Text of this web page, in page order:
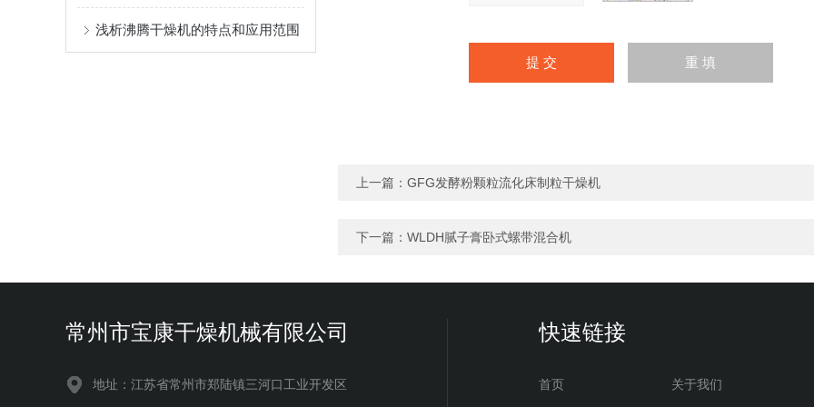
浅析沸腾干燥机的特点和应用范围
上一篇： GFG发酵粉颗粒流化床制粒干燥机
下一篇： WLDH腻子膏卧式螺带混合机
常州市宝康干燥机械有限公司
地址：江苏省常州市郑陆镇三河口工业开发区
快速链接
首页 关于我们